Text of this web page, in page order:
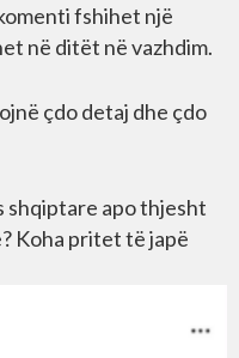
fshihet një
në ditët në vazhdim.
çdo detaj dhe çdo
shqiptare apo thjesht
Koha pritet të japë